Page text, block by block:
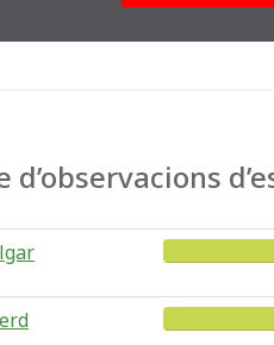
d’observacions